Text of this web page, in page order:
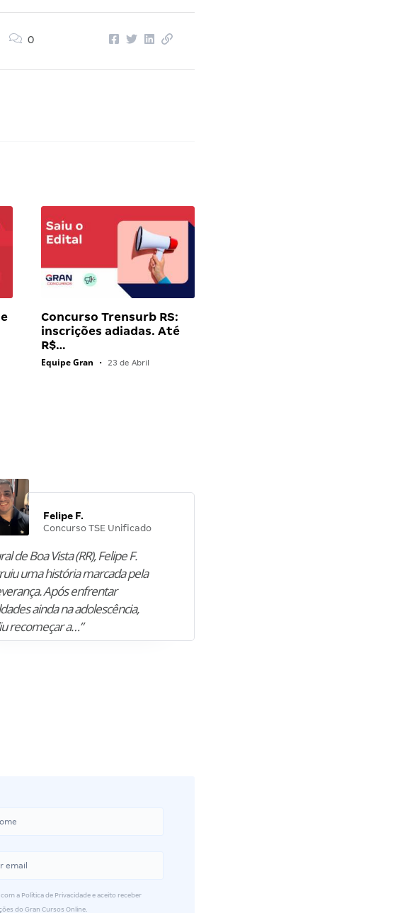
0
Concurso Trensurb RS:
inscrições adiadas. Até
R$…
Equipe Gran • 23 de Abril
Felipe F.
Concurso TSE Unificado
de Boa Vista (RR), Felipe F.
uma história marcada pela
Após enfrentar
ainda na adolescência,
recomeçar a…”
a Política de Privacidade e aceito receber
do Gran Cursos Online.